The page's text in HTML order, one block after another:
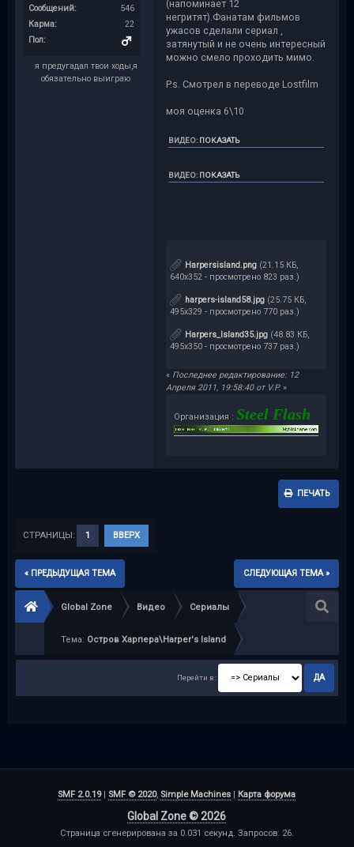
Сообщений:
546
Карма:
22
Пол:
я предугадал твои ходы,я
обязательно выиграю
(напоминает 12
негритят).Фанатам фильмов
ужасов сделали сериал ,
затянутый и не очень интересный
можно смело проходить мимо.
P.s. Смотрел в переводе Lostfilm
моя оценка 6\10
ВИДЕО: ПОКАЗАТЬ
ВИДЕО: ПОКАЗАТЬ
Harpersisland.png(21.15 КБ,
640x352 - просмотрено 823 раз.)
harpers-island58.jpg(25.75 КБ,
495x329 - просмотрено 770 раз.)
Harpers_Island35.jpg(48.83 КБ,
495x350 - просмотрено 737 раз.)
« Последнее редактирование: 12
Апреля 2011, 19:58:40 от V.P.»
Организация : Steel Flash
ПЕЧАТЬ
СТРАНИЦЫ: 1 ВВЕРХ
« ПРЕДЫДУЩАЯ ТЕМА СЛЕДУЮЩАЯ ТЕМА »
Global Zone Видео Сериалы
Тема: Остров Харпера\Harper's Island
Перейти в:
SMF 2.0.19| SMF © 2020, Simple Machines | Карта форума
Global Zone © 2026
Страница сгенерирована за 0.031 секунд. Запросов: 26.